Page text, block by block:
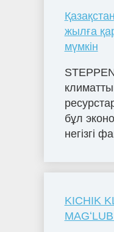
жылға
мүмкін
бұл
негізгі
KICHIK